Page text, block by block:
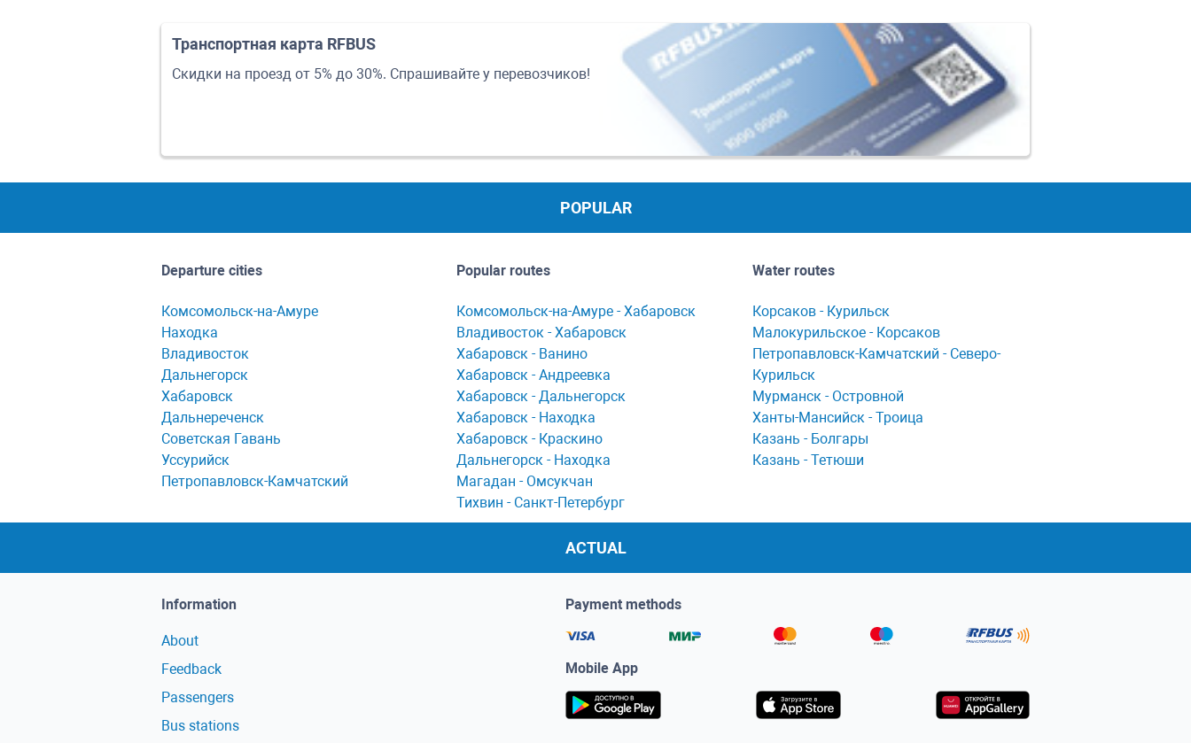
Транспортная карта RFBUS
Скидки на проезд от 5% до 30%. Спрашивайте у перевозчиков!
POPULAR
Departure cities
Комсомольск-на-Амуре
Находка
Владивосток
Дальнегорск
Хабаровск
Дальнереченск
Советская Гавань
Уссурийск
Петропавловск-Камчатский
Popular routes
Комсомольск-нa-Амуре - Хaбaровск
Владивосток - Хабаровск
Хaбaровск - Ванино
Хабаровск - Андреевка
Хабаровск - Дальнегорск
Хабаровск - Находка
Хабаровск - Краскино
Дальнегорск - Находка
Мaгaдaн - Омсукчaн
Тихвин - Сaнкт-Петербург
Water routes
Корсaков - Курильск
Мaлокурильское - Корсaков
Петропaвловск-Кaмчaтский - Северо-
Курильск
Мурманск - Островной
Ханты-Мансийск - Троица
Казань - Болгары
Казань - Тетюши
ACTUAL
Information
About
Feedback
Passengers
Bus stations
Payment methods
Mobile App